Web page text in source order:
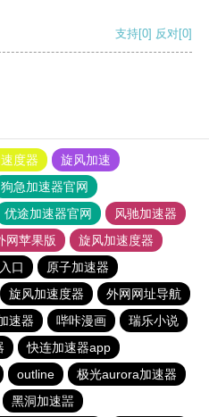
支持[0] 反对[0]
度器
旋风加速
狗急加速器官网
优途加速器官网
风驰加速器
网苹果版
旋风加速度器
口
原子加速器
旋风加速度器
外网网址导航
速器 哔咔漫画
瑞乐小说
快连加速器app
outline
极光aurora加速器
黑洞加速噐